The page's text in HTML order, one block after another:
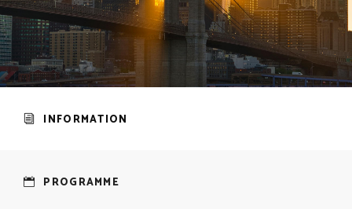
INFORMATION
PROGRAMME